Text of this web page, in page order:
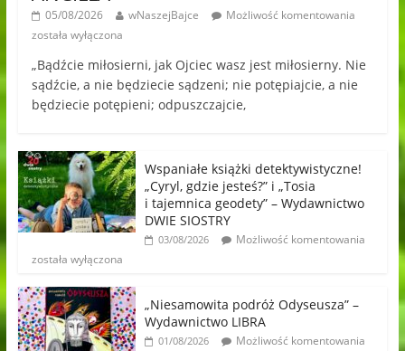
05/08/2026 wNaszejBajce
Możliwość komentowania
została wyłączona
„Bądźcie miłosierni, jak Ojciec wasz jest miłosierny. Nie
sądźcie, a nie będziecie sądzeni; nie potępiajcie, a nie
będziecie potępieni; odpuszczajcie,
Wspaniałe książki detektywistyczne!
„Cyryl, gdzie jesteś?” i „Tosia
i tajemnica geodety” – Wydawnictwo
DWIE SIOSTRY
03/08/2026
Możliwość komentowania
została wyłączona
„Niesamowita podróż Odyseusza” –
Wydawnictwo LIBRA
01/08/2026
Możliwość komentowania